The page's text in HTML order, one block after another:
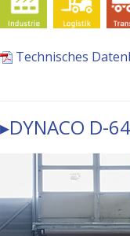
Technisches
▸DYNACO D-